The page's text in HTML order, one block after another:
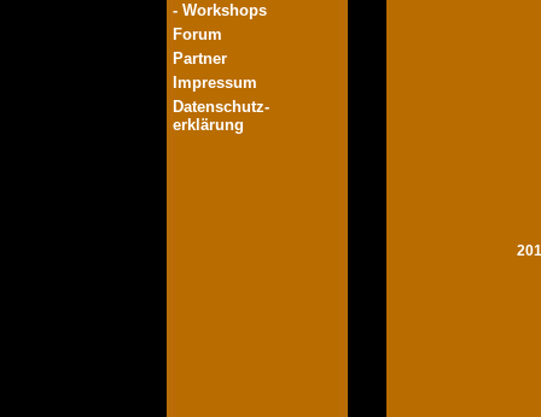
- Workshops
Forum
Partner
Impressum
Datenschutz-
erklärung